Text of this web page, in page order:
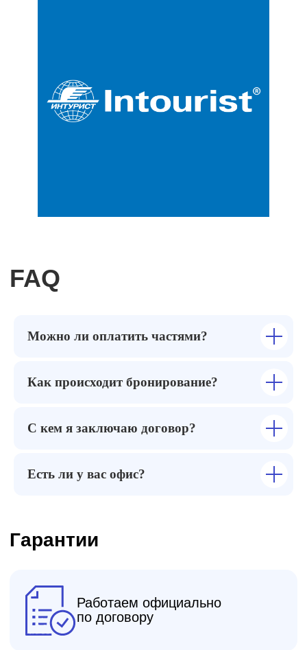
Можно ли оплатить частями?
Как происходит бронирование?
С кем я заключаю договор?
Есть ли у вас офис?